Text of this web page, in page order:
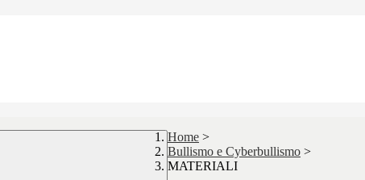
Home >
Bullismo e Cyberbullismo >
MATERIALI